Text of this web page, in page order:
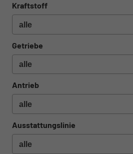
Kraftstoff
Getriebe
Antrieb
Ausstattungslinie